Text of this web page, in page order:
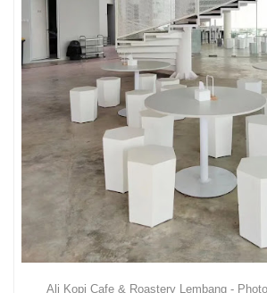
Ali Kopi Cafe & Roastery Lembang -